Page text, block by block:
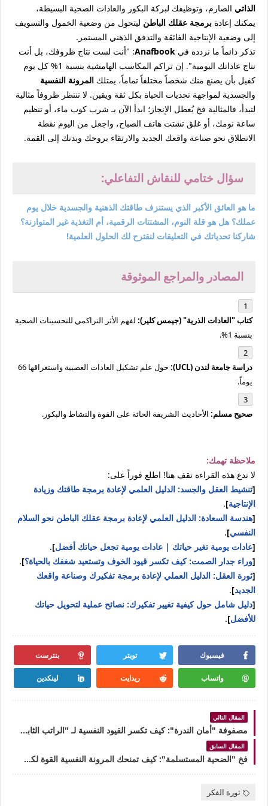
الذاتي الصارم، وتوظيفك لبركة البكور والعادات الصحية البسيطة،
يمكنك إعادة برمجة عقلك الباطن ليتحول من وضعية الخمول والتسويف
إلى وضعية الإنتاجية الفائقة والتدفق الذهني المستمر.
تذكر دائماً ما نردده في Anafbook: "أنت لست نتاج ظروفك، بل أنت
نتاج عاداتك اليومية". إن تراكم المكاسب الهامشية بنسبة 1% كل يوم
كفيل بأن يصنع منك شخصاً مختلفاً تماماً، يمتلك المرونة النفسية
والجسدية لمواجهة تحديات الحياة بكل ثقة ويقين. لا تنتظر ظروفاً مثالية
لتبدأ، فالمثالية فخ يُعطل الإنجاز؛ ابدأ الآن بـ شرب كوب ماء، أو تنظيم
ساعة نومك، أو غلق تشتت هاتف الصباح، واجعل من اليوم نقطة
الانطلاق نحو صناعة واقعك الجديد والارتقاء بروحك وبدنك إلى القمة.
سؤال ختامي للنقاش التفاعلي:
ما هو العائق الأكبر الذي يستنزف طاقتك الذهنية والجسدية خلال يوم
عملك؟ هل هو قلة النوم، المشتتات الرقمية، أم التغذية غير المتوازنة؟
شاركنا تحدياتك في التعليقات لنقترح لك الحلول العلمية!
المصادر والمراجع الموثوقة
كتاب "العادات الذرية" (جيمس كلير): لفهم الأثر التراكمي للتحسينات الصحية
بنسبة 1%.
دراسة جامعة لندن (UCL):
حول علم تشكيل العادات العصبية واستغراقها 66
يوماً.
صحيح مسلم: الأحاديث الشريفة الحاثة على القوة والنشاط والبكور.
ملاحظة تهمك:
لا تدع هذه القراءة تقف هنا! اطلع فوراً على:
[تنشيط العقل والجسد: الدليل العلمي لإعادة برمجة طاقتك وزيادة
الإنتاجية]
.
[هندسة السعادة: الدليل العلمي لإعادة برمجة عقلك الباطن نحو السلام
النفسي]
.
[عادات يومية تغير حياتك | عادات يومية تجعل حياتك أفضل]
.
[وراء جدار الصمت: كيف تكسر قيود الخوف وتستعيد شغفك بالحياة؟]
.
[ثورة العقل: الدليل العملي لإعادة برمجة تفكيرك وصناعة واقعك
الجديد]
.
[دليل شامل حول كيفية تغيير تفكيرك: نصائح عملية لتحويل حياتك
للأفضل]
.
فيسبوك تويتر بنترست
واتساب ريدايت لينكدين
المقال التالي
مصفوفة "أمان الندرة": كيف تكسر القيود النفسية لـ "الراتب الثابت" وتستحق الاتساع المالي؟
المقال السابق
فخ "الضحية المستسلمة": كيف تمنحك المرونة النفسية القوة لكسر قيود الأعذار وصناعة الصدارة؟
ثورة الفكر